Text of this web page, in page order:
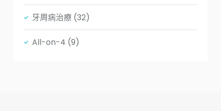
牙周病治療 (32)
All-on-4 (9)